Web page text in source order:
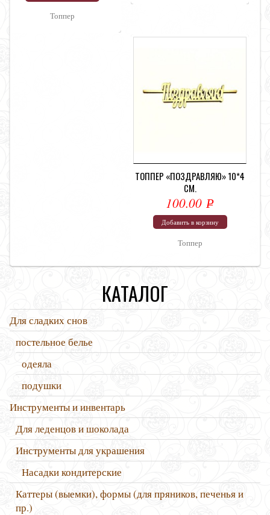
Топпер
ТОППЕР «ПОЗДРАВЛЯЮ» 10*4
СМ.
100.00Р
УБ.
Добавить в корзину
Топпер
КАТАЛОГ
Для сладких снов
постельное белье
одеяла
подушки
Инструменты и инвентарь
Для леденцов и шоколада
Инструменты для украшения
Насадки кондитерские
Каттеры (выемки), формы (для пряников, печенья и
пр.)